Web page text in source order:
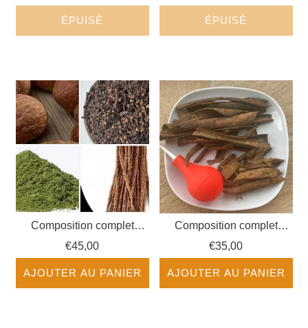
ÉPUISÉ ÉPUISÉ
Composition complet
Secret des Hommes
€45,00
AJOUTER AU PANIER
Composition complet
Secret des Hommes avec
Materiel
€35,00
AJOUTER AU PANIER